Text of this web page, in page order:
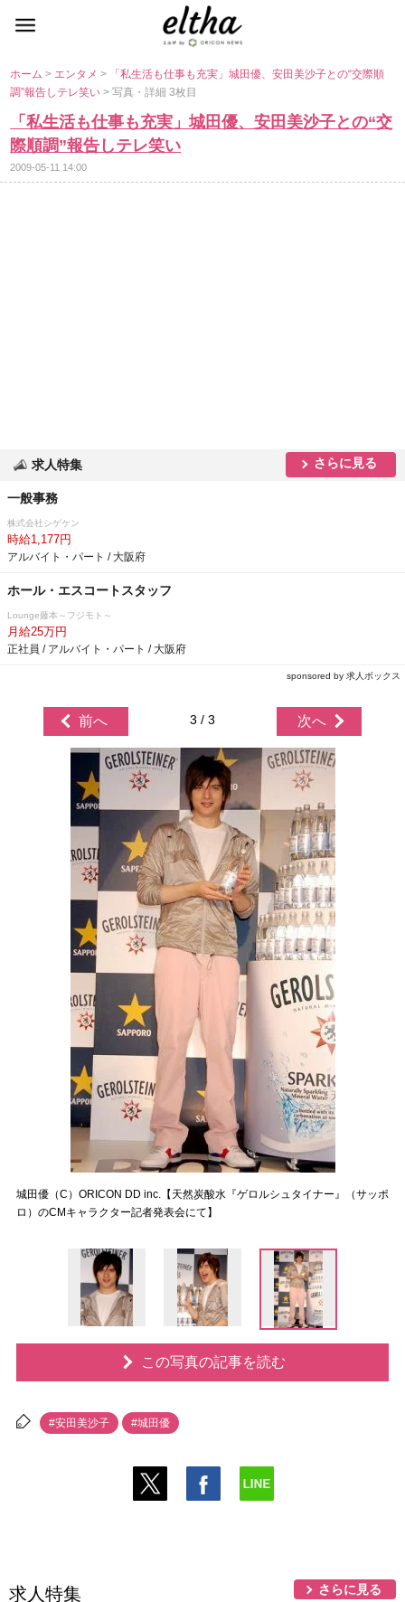
ホーム> エンタメ>
「私生活も仕事も充実」城田優、安田美沙子との“交際順
調”報告しテレ笑い> 写真・詳細 3枚目
「私生活も仕事も充実」城田優、安田美沙子との“交
際順調”報告しテレ笑い
2009-05-11 14:00
求人特集 さらに見る
一般事務
株式会社シゲケン
時給1,177円
アルバイト・パート / 大阪府
ホール・エスコートスタッフ
Lounge藤本～フジモト～
月給25万円
正社員 / アルバイト・パート / 大阪府
sponsored by 求人ボックス
前へ 3 / 3 次へ
城田優（C）ORICON DD inc.【天然炭酸水『ゲロルシュタイナー』（サッポ
ロ）のCMキャラクター記者発表会にて】
この写真の記事を読む
#安田美沙子 #城田優
求人特集 さらに見る